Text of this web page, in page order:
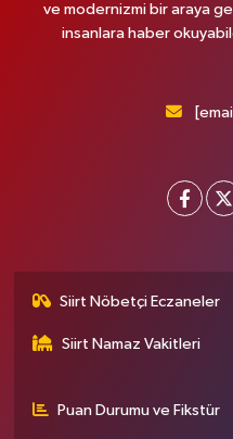
ve modernizmi bir araya
insanlara haber
Siirt Nöbetçi Eczaneler
Siirt Namaz Vakitleri
Puan Durumu ve Fikstür